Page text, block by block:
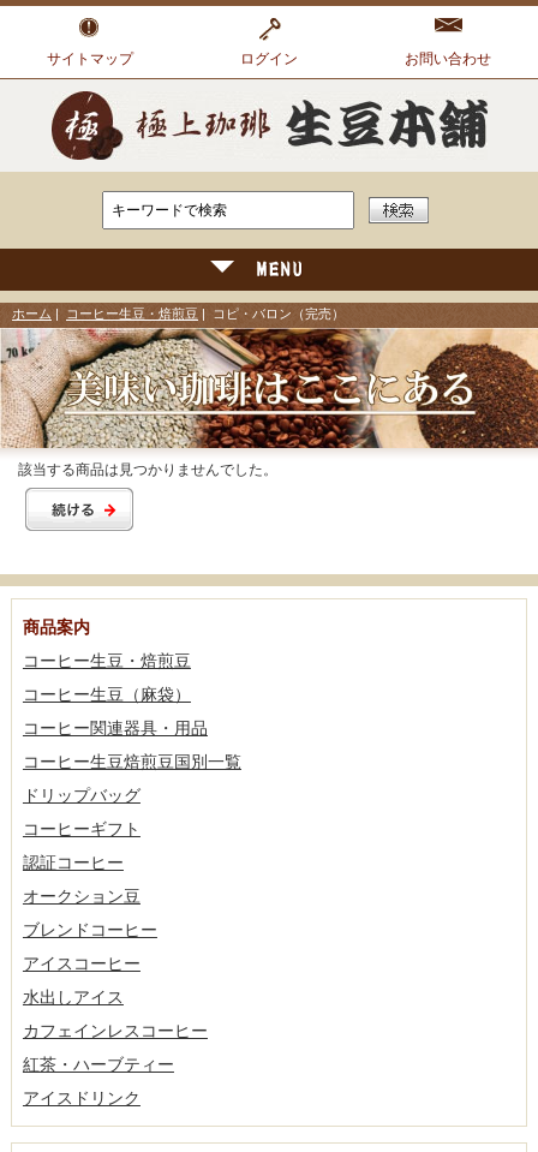
サイトマップ ログイン お問い合わせ
ホーム コーヒー生豆・焙煎豆 | コピ・バロン（完売）
該当する商品は見つかりませんでした。
商品案内
コーヒー生豆・焙煎豆
コーヒー生豆（麻袋）
コーヒー関連器具・用品
コーヒー生豆焙煎豆国別一覧
ドリップバッグ
コーヒーギフト
認証コーヒー
オークション豆
ブレンドコーヒー
アイスコーヒー
水出しアイス
カフェインレスコーヒー
紅茶・ハーブティー
アイスドリンク